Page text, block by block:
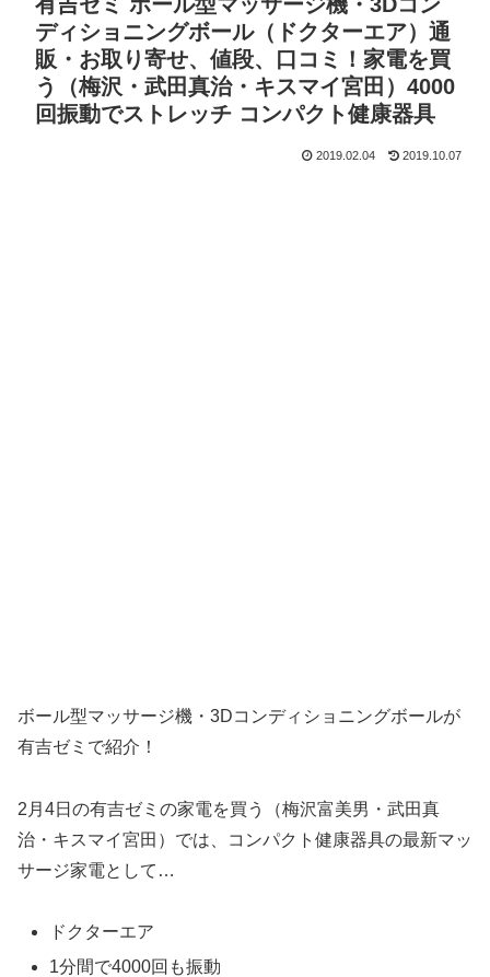
ディショニングボール（ドクターエア）通
販・お取り寄せ、値段、口コミ！家電を買
う（梅沢・武田真治・キスマイ宮田）4000
回振動でストレッチ コンパクト健康器具
2019.02.04 2019.10.07
ボール型マッサージ機・3Dコンディショニングボールが
有吉ゼミで紹介！
2月4日の有吉ゼミの家電を買う（梅沢富美男・武田真
治・キスマイ宮田）では、コンパクト健康器具の最新マッ
サージ家電として…
ドクターエア
1分間で4000回も振動